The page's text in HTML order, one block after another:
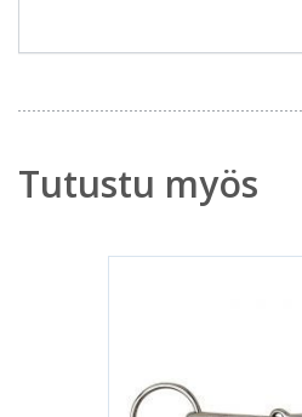
Tutustu myös